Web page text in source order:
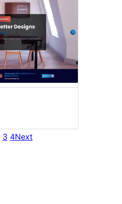
3 4Next